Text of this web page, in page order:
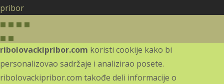
pribor
ribolovackipribor.com koristi cookije kako bi
personalizovao sadržaje i analizirao posete.
ribolovackipribor.com takođe deli informacije o